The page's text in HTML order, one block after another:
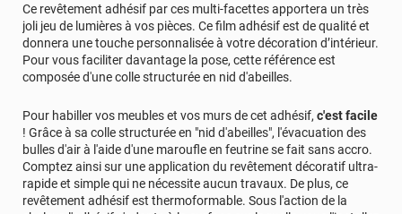
Ce revêtement adhésif par ces multi-facettes apportera un très
joli jeu de lumières à vos pièces. Ce film adhésif est de qualité et
donnera une touche personnalisée à votre décoration d’intérieur.
Pour vous faciliter davantage la pose, cette référence est
composée d'une colle structurée en nid d'abeilles.
Pour habiller vos meubles et vos murs de cet adhésif, c'est facile
! Grâce à sa colle structurée en "nid d'abeilles", l'évacuation des
bulles d'air à l'aide d'une maroufle en feutrine se fait sans accro.
Comptez ainsi sur une application du revêtement décoratif ultra-
rapide et simple qui ne nécessite aucun travaux. De plus, ce
revêtement adhésif est thermoformable. Sous l'action de la